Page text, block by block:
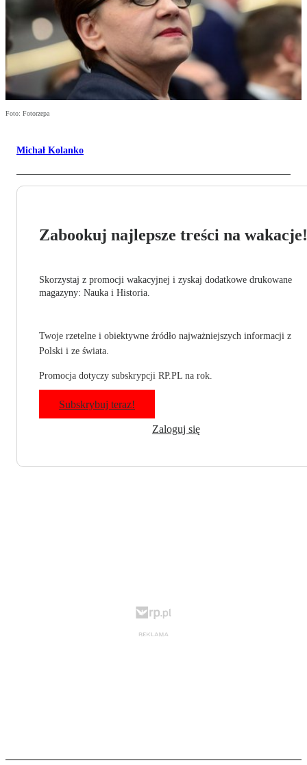
Foto: Fotorzepa
Michał Kolanko
Zabookuj najlepsze treści na wakacje!
Skorzystaj z promocji wakacyjnej i zyskaj dodatkowe drukowane
magazyny: Nauka i Historia.
Twoje rzetelne i obiektywne źródło najważniejszych informacji z
Polski i ze świata.
Promocja dotyczy subskrypcji RP.PL na rok.
Subskrybuj teraz!
Zaloguj się